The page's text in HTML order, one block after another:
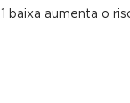
baixa aumenta o